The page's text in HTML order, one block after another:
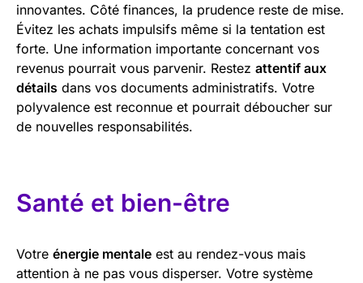
innovantes. Côté finances, la prudence reste de mise.
Évitez les achats impulsifs même si la tentation est
forte. Une information importante concernant vos
revenus pourrait vous parvenir. Restez attentif aux
détails dans vos documents administratifs. Votre
polyvalence est reconnue et pourrait déboucher sur
de nouvelles responsabilités.
Santé et bien-être
Votre énergie mentale est au rendez-vous mais
attention à ne pas vous disperser. Votre système